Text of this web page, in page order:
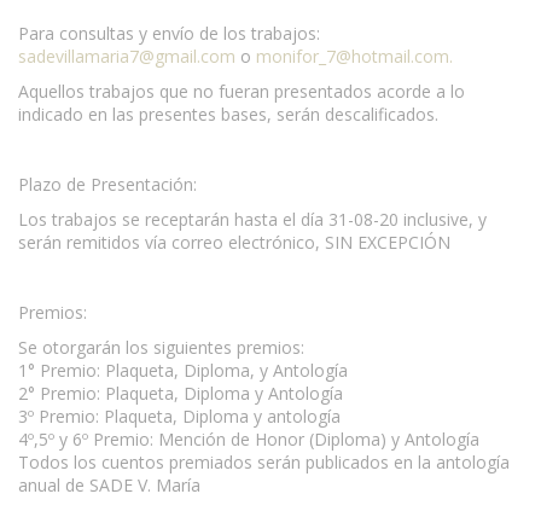
Para consultas y envío de los trabajos:
sadevillamaria7@gmail.com o monifor_7@hotmail.com.
Aquellos trabajos que no fueran presentados acorde a lo
indicado en las presentes bases, serán descalificados.
Plazo de Presentación:
Los trabajos se receptarán hasta el día 31-08-20 inclusive, y
serán remitidos vía correo electrónico, SIN EXCEPCIÓN
Premios:
Se otorgarán los siguientes premios:
1° Premio: Plaqueta, Diploma, y Antología
2° Premio: Plaqueta, Diploma y Antología
3º Premio: Plaqueta, Diploma y antología
4º,5º y 6º Premio: Mención de Honor (Diploma) y Antología
Todos los cuentos premiados serán publicados en la antología
anual de SADE V. María